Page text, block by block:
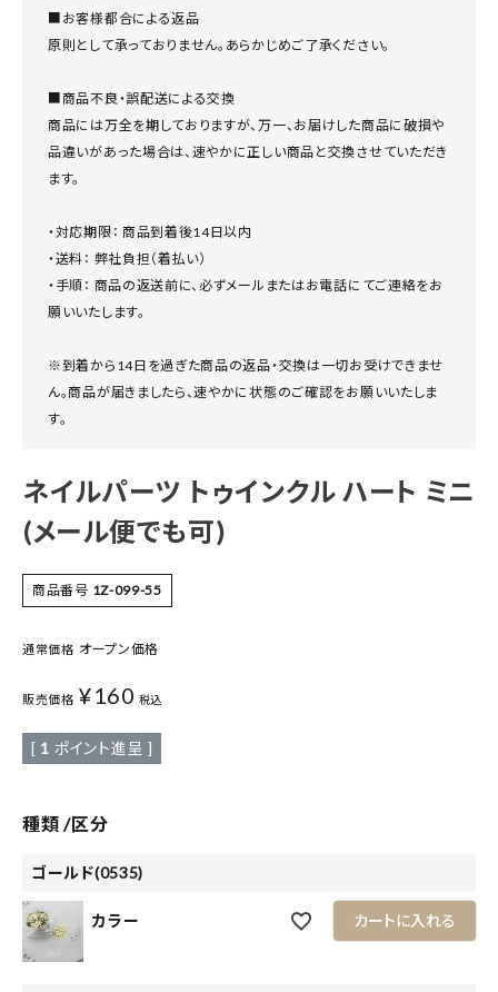
■お客様都合による返品
原則として承っておりません。あらかじめご了承ください。
■商品不良・誤配送による交換
商品には万全を期しておりますが、万一、お届けした商品に破損や
品違いがあった場合は、速やかに正しい商品と交換させていただき
ます。
・対応期限： 商品到着後14日以内
・送料： 弊社負担（着払い）
・手順： 商品の返送前に、必ずメールまたはお電話にてご連絡をお
願いいたします。
※到着から14日を過ぎた商品の返品・交換は一切お受けできませ
ん。商品が届きましたら、速やかに状態のご確認をお願いいたしま
す。
ネイルパーツ トゥインクル ハート ミニ
(メール便でも可)
商品番号 1Z-099-55
通常価格 オープン価格
販売価格 ¥160 税込
[ 1 ポイント進呈 ]
種類 区分
ゴールド(0535)
カラー カートに入れる